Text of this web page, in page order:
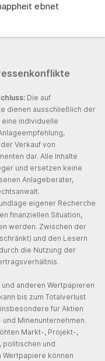
ebnet
Die auf
dienen ausschließlich der
individuelle
Verkauf von
dar. Alle Inhalte
und ersetzen keine
Anlageberater,
eigener Recherche
finanziellen Situation,
werden. Zwischen der
und den Lesern
die Nutzung der
anderen Wertpapieren
bis zum Totalverlust
für Aktien
Minenunternehmen.
Markt-, Projekt-,
politischen und
Wertpapiere können